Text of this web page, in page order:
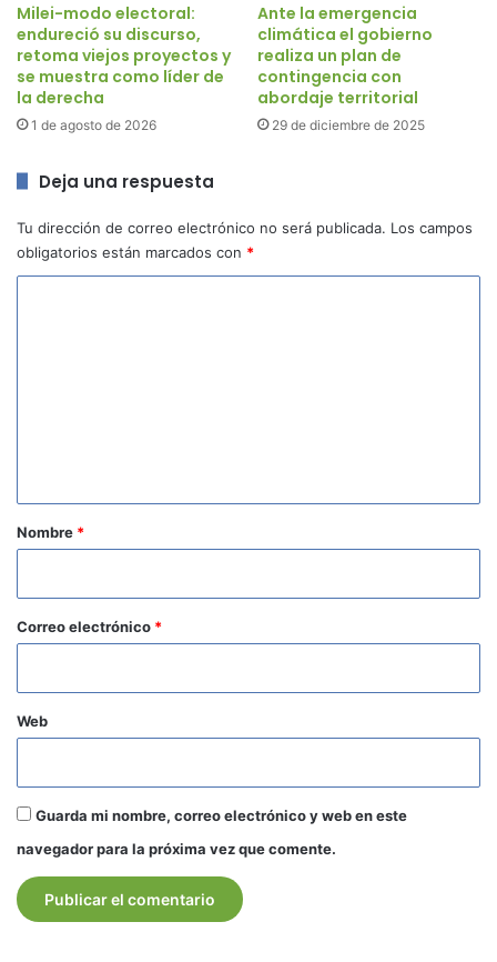
Milei-modo electoral:
endureció su discurso,
retoma viejos proyectos y
se muestra como líder de
la derecha
1 de agosto de 2026
Ante la emergencia
climática el gobierno
realiza un plan de
contingencia con
abordaje territorial
29 de diciembre de 2025
Deja una respuesta
Tu dirección de correo electrónico no será publicada. Los campos
obligatorios están marcados con *
r
*
Nombre *
Correo electrónico *
Web
Guarda mi nombre, correo electrónico y web en este
navegador para la próxima vez que comente.